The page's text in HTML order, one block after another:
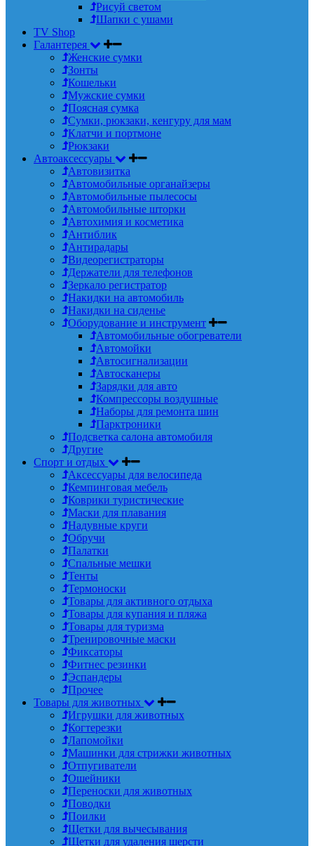
Рисуй светом
Шапки с ушами
TV Shop
Галантерея
Женские сумки
Зонты
Кошельки
Мужские сумки
Поясная сумка
Сумки, рюкзаки, кенгуру для мам
Клатчи и портмоне
Рюкзаки
Автоаксессуары
Автовизитка
Автомобильные органайзеры
Автомобильные пылесосы
Автомобильные шторки
Автохимия и косметика
Антиблик
Антирадары
Видеорегистраторы
Держатели для телефонов
Зеркало регистратор
Накидки на автомобиль
Накидки на сиденье
Оборудование и инструмент
Автомобильные обогреватели
Автомойки
Автосигнализации
Автосканеры
Зарядки для авто
Компрессоры воздушные
Наборы для ремонта шин
Парктроники
Подсветка салона автомобиля
Другие
Спорт и отдых
Аксессуары для велосипеда
Кемпинговая мебель
Коврики туристические
Маски для плавания
Надувные круги
Обручи
Палатки
Спальные мешки
Тенты
Термоноски
Товары для активного отдыха
Товары для купания и пляжа
Товары для туризма
Тренировочные маски
Фиксаторы
Фитнес резинки
Эспандеры
Прочее
Товары для животных
Игрушки для животных
Когтерезки
Лапомойки
Машинки для стрижки животных
Отпугиватели
Ошейники
Переноски для животных
Поводки
Поилки
Щетки для вычесывания
Щетки для удаления шерсти